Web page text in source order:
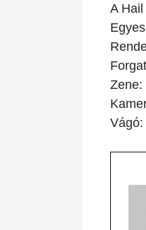
A
Zene:
Vágó: